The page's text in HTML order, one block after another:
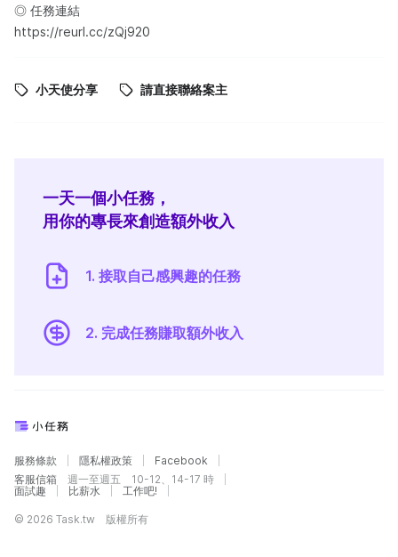
◎ 任務連結
https://reurl.cc/zQj920
小天使分享 請直接聯絡案主
一天一個小任務，
用你的專長來創造額外收入
1. 接取自己感興趣的任務
2. 完成任務賺取額外收入
服務條款 隱私權政策
Facebook
客服信箱
週一至週五 10-12、14-17 時
面試趣
比薪水 工作吧!
© 2026 Task.tw 版權所有